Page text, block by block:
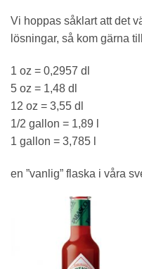
Vi hoppas såklart att det
lösningar, så kom gärna
1 oz = 0,2957 dl
5 oz = 1,48 dl
12 oz = 3,55 dl
1/2 gallon = 1,89 l
1 gallon = 3,785 l
en ”vanlig” flaska i våra